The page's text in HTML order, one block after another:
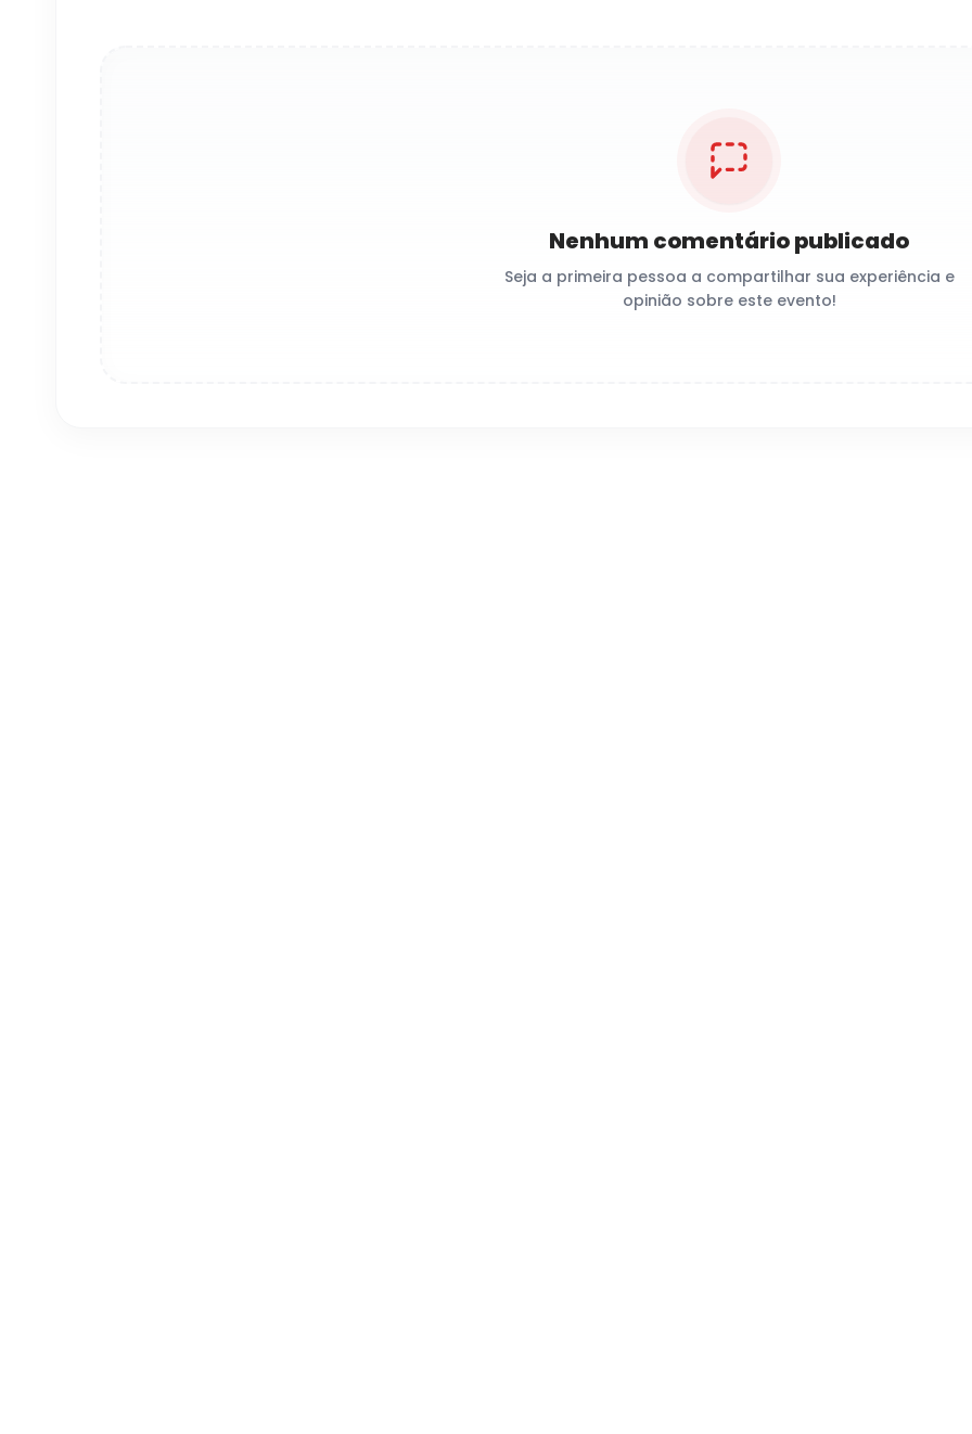
Nenhum comentário publicado
Seja a primeira pessoa a compartilhar sua experiência e
opinião sobre este evento!